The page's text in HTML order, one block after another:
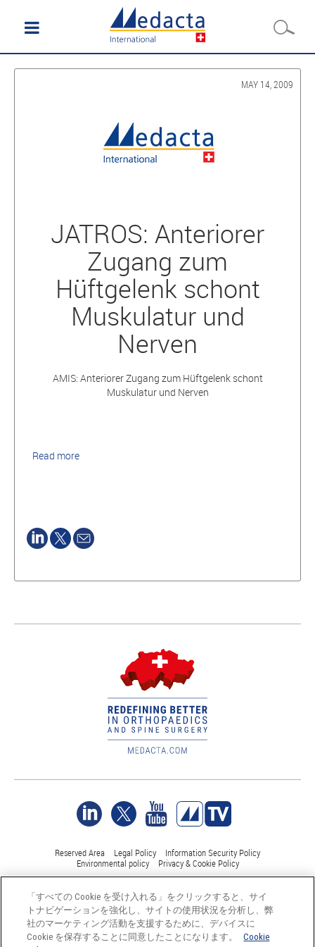
MAY 14, 2009
JATROS: Anteriorer
Zugang zum
Hüftgelenk schont
Muskulatur und
Nerven
AMIS: Anteriorer Zugang zum Hüftgelenk schont
Muskulatur und Nerven
Read more
Reserved Area Legal Policy
Information Security Policy
Environmental policy
Privacy & Cookie Policy
©Medacta International 2017-2026. 無断複写・転載を禁じます。.
すべての商標はそれぞれの所有者に帰属し、少なくともスイス
では登録されています。
「すべての Cookie を受け入れる」をクリックすると、サイ
トナビゲーションを強化し、サイトの使用状況を分析し、弊
社のマーケティング活動を支援するために、デバイスに
Cookie を保存することに同意したことになります。
Cookie